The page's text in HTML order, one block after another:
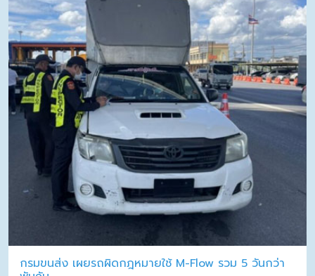
กรมขนส่ง เผยรถผิดกฎหมายใช้ M-Flow รวม 5 วันกว่า